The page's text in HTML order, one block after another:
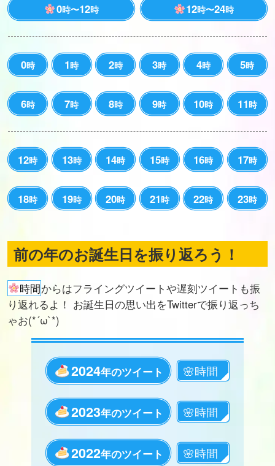
0時〜12時 12時〜24時
0時 1時 2時 3時 4時 5時
6時 7時 8時 9時 10時 11時
12時 13時 14時 15時 16時 17時
18時 19時 20時 21時 22時 23時
前の年のお誕生日を振り返ろう！
時間からはフライングツイートや遅刻ツイートも振
り返れるよ！ お誕生日の思い出をTwitterで振り返っち
ゃお(*´ω`*)
2024年のツイート
2023年のツイート
2022年のツイート